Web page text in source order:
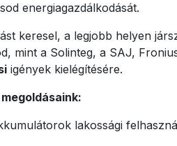
energiagazdálkodását.
keresel, a legjobb helyen
mint a Solinteg, a SAJ,
igények kielégítésére.
lakossági